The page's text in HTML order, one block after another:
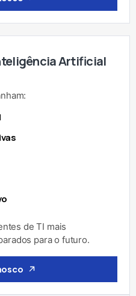
Artificial
de TI mais
para o futuro.